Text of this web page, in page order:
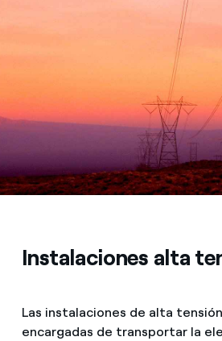
Instalaciones alta
Las instalaciones de alta tensión
encargadas de transportar la